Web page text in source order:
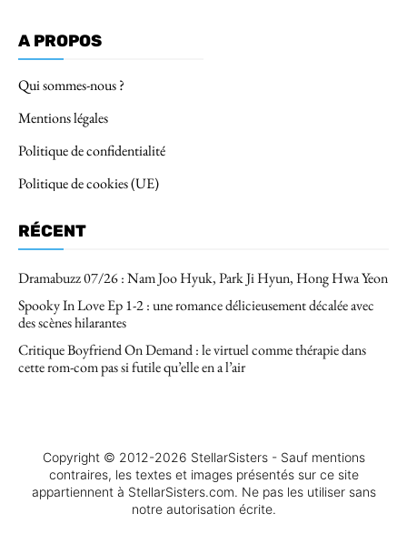
A PROPOS
Qui sommes-nous ?
Mentions légales
Politique de confidentialité
Politique de cookies (UE)
RÉCENT
Dramabuzz 07/26 : Nam Joo Hyuk, Park Ji Hyun, Hong Hwa Yeon
Spooky In Love Ep 1-2 : une romance délicieusement décalée avec
des scènes hilarantes
Critique Boyfriend On Demand : le virtuel comme thérapie dans
cette rom-com pas si futile qu’elle en a l’air
Copyright © 2012-2026 StellarSisters - Sauf mentions
contraires, les textes et images présentés sur ce site
appartiennent à StellarSisters.com. Ne pas les utiliser sans
notre autorisation écrite.